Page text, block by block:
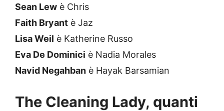
Sean Lew è Chris
Faith Bryant è Jaz
Lisa Weil è Katherine Russo
Eva De Dominici è Nadia Morales
Navid Negahban è Hayak Barsamian
The Cleaning Lady, quanti